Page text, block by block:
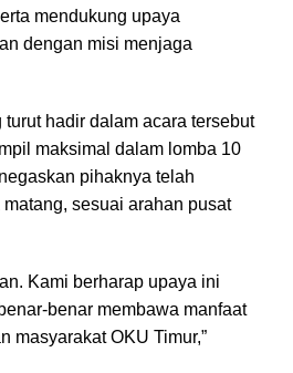
mendukung upaya
dengan misi menjaga
hadir dalam acara tersebut
maksimal dalam lomba 10
pihaknya telah
sesuai arahan pusat
Kami berharap upaya ini
benar membawa manfaat
masyarakat OKU Timur,”